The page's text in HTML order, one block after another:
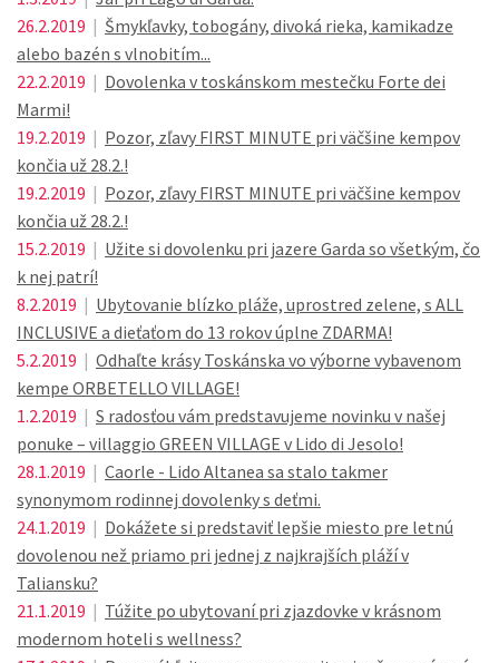
26.2.2019 | Šmykľavky, tobogány, divoká rieka, kamikadze
alebo bazén s vlnobitím...
22.2.2019 | Dovolenka v toskánskom mestečku Forte dei
Marmi!
19.2.2019 | Pozor, zľavy FIRST MINUTE pri väčšine kempov
končia už 28.2.!
19.2.2019 | Pozor, zľavy FIRST MINUTE pri väčšine kempov
končia už 28.2.!
15.2.2019 | Užite si dovolenku pri jazere Garda so všetkým, čo
k nej patrí!
8.2.2019 | Ubytovanie blízko pláže, uprostred zelene, s ALL
INCLUSIVE a dieťaťom do 13 rokov úplne ZDARMA!
5.2.2019 | Odhaľte krásy Toskánska vo výborne vybavenom
kempe ORBETELLO VILLAGE!
1.2.2019 | S radosťou vám predstavujeme novinku v našej
ponuke – villaggio GREEN VILLAGE v Lido di Jesolo!
28.1.2019 | Caorle - Lido Altanea sa stalo takmer
synonymom rodinnej dovolenky s deťmi.
24.1.2019 | Dokážete si predstaviť lepšie miesto pre letnú
dovolenou než priamo pri jednej z najkrajších pláží v
Taliansku?
21.1.2019 | Túžite po ubytovaní pri zjazdovke v krásnom
modernom hoteli s wellness?